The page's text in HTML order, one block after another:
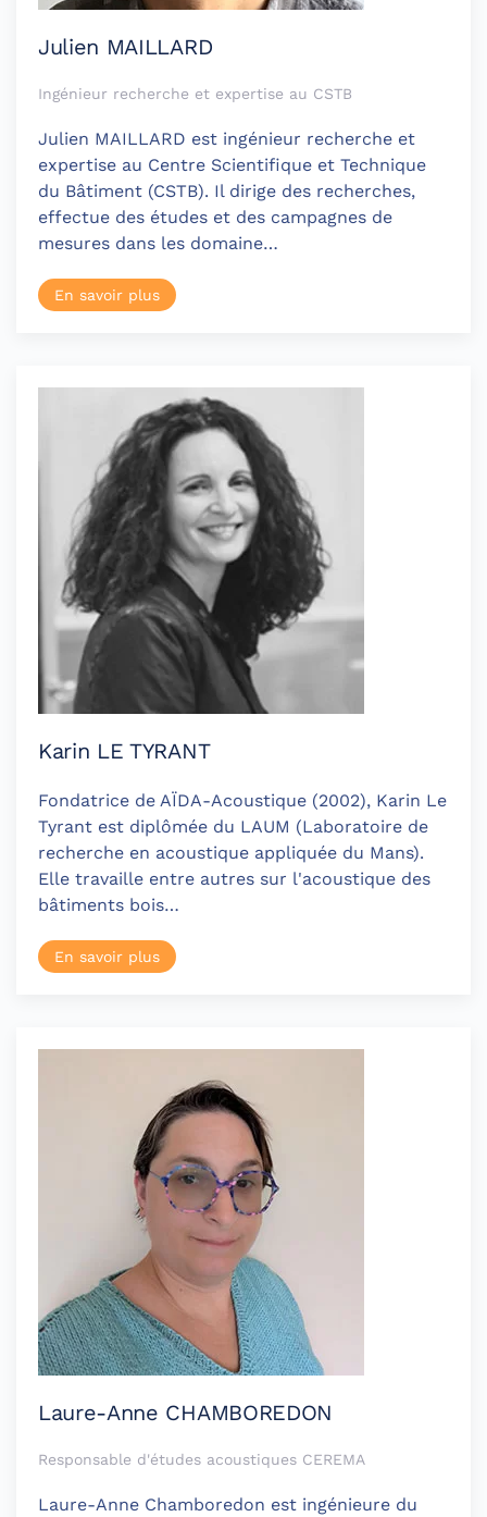
Julien MAILLARD
Ingénieur recherche et expertise au CSTB
Julien MAILLARD est ingénieur recherche et
expertise au Centre Scientifique et Technique
du Bâtiment (CSTB). Il dirige des recherches,
effectue des études et des campagnes de
mesures dans les domaine…
En savoir plus
Karin LE TYRANT
Fondatrice de AÏDA-Acoustique (2002), Karin Le
Tyrant est diplômée du LAUM (Laboratoire de
recherche en acoustique appliquée du Mans).
Elle travaille entre autres sur l'acoustique des
bâtiments bois…
En savoir plus
Laure-Anne CHAMBOREDON
Responsable d'études acoustiques CEREMA
Laure-Anne Chamboredon est ingénieure du